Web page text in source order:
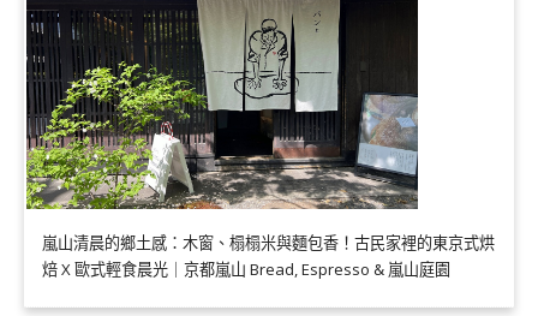
嵐山清晨的鄉土感：木窗、榻榻米與麵包香！古民家裡的東京式烘
焙 X 歐式輕食晨光｜京都嵐山 Bread, Espresso & 嵐山庭園